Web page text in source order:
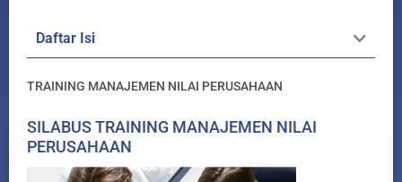
Daftar Isi
TRAINING MANAJEMEN NILAI PERUSAHAAN
SILABUS TRAINING MANAJEMEN NILAI
PERUSAHAAN